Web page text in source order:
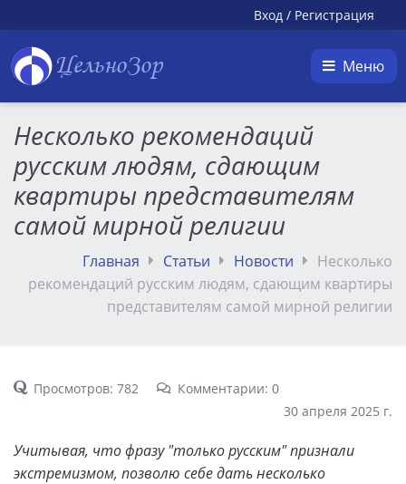
Вход / Регистрация
ЦельноЗор Меню
Несколько рекомендаций
русским людям, сдающим
квартиры представителям
самой мирной религии
Главная Статьи Новости
Несколько
рекомендаций русским людям, сдающим квартиры
представителям самой мирной религии
Просмотров: 782
Комментарии: 0
30 апреля 2025 г.
Учитывая, что фразу "только русским" признали
экстремизмом, позволю себе дать несколько